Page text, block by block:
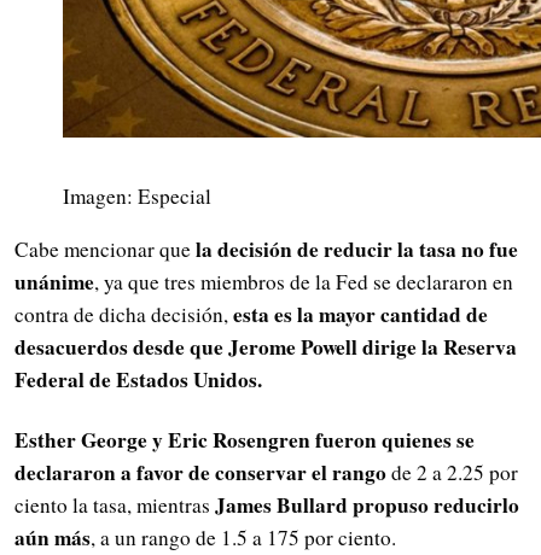
Imagen: Especial
Cabe mencionar quela decisión de reducir la tasa no fue
unánime, ya que tres miembros de la Fed se declararon en
contra de dicha decisión,esta es la mayor cantidad de
desacuerdos desde que Jerome Powell dirige la Reserva
Federal de Estados Unidos.
Esther George y Eric Rosengren fueron quienes se
declararon a favor de conservar el rangode 2 a 2.25 por
ciento la tasa, mientras James Bullard propuso reducirlo
aún más, a un rango de 1.5 a 175 por ciento.